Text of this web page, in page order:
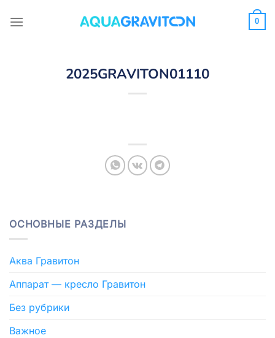
0
2025GRAVITON01110
ОСНОВНЫЕ РАЗДЕЛЫ
Аква Гравитон
Аппарат — кресло Гравитон
Без рубрики
Важное